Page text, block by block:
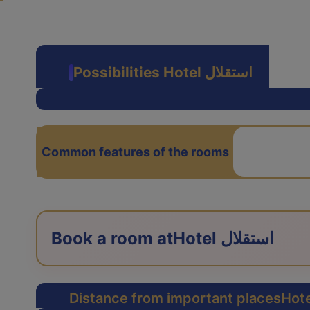
Possibilities Hotel استقلال
Common features of the rooms
Book a room at Hotel استقلال
Distance from important places